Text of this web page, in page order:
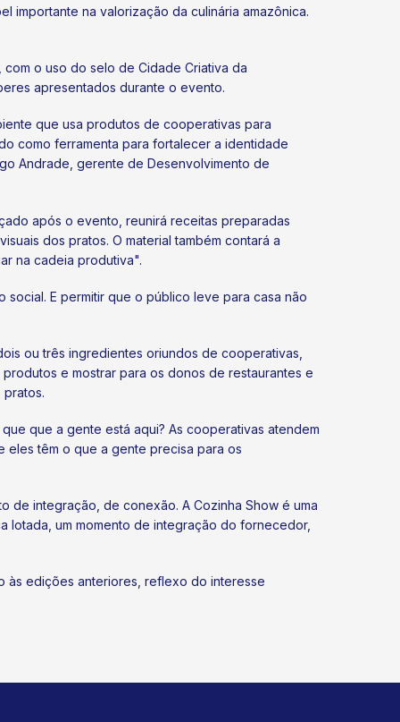
importante na valorização da culinária amazônica.
o uso do selo de Cidade Criativa da
apresentados durante o evento.
que usa produtos de cooperativas para
como ferramenta para fortalecer a identidade
Andrade, gerente de Desenvolvimento de
após o evento, reunirá receitas preparadas
dos pratos. O material também contará a
na cadeia produtiva".
E permitir que o público leve para casa não
ou três ingredientes oriundos de cooperativas,
e mostrar para os donos de restaurantes e
que a gente está aqui? As cooperativas atendem
eles têm o que a gente precisa para os
de integração, de conexão. A Cozinha Show é uma
lotada, um momento de integração do fornecedor,
às edições anteriores, reflexo do interesse